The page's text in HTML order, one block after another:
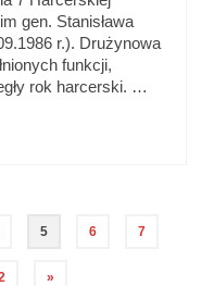
gen. Stanisława
r.). Drużynowa
funkcji,
rok harcerski. …
5 6 7
»